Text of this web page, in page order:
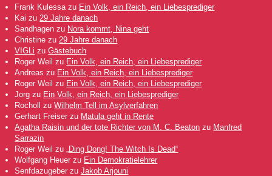
Frank Kulessa zu Ein Volk, ein Reich, ein Liebesprediger
Kai zu 29 Jahre danach
Sandhagen zu Nora kommt, Nina geht
Christine zu 29 Jahre danach
VIGLi zuGästebuch
Roger Weil zu Ein Volk, ein Reich, ein Liebesprediger
Andreas zu Ein Volk, ein Reich, ein Liebesprediger
Roger Weil zu Ein Volk, ein Reich, ein Liebesprediger
Jorg zu Ein Volk, ein Reich, ein Liebesprediger
Rocholl
zuWilhelm Tell im Asylverfahren
Gerhart Freiser zu Matula geht in Rente
Agatha Raisin und der tote Richter von M. C. Beaton zu Manfred
Sarrazin
Roger Weil zu
„Ding Dong! The Witch Is Dead“
Wolfgang Heuer zu Ein Demokratielehrer
Senfdazugeber zuJakob Arjouni